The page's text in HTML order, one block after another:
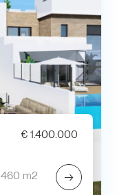
€ 1.400.000
460 m2 →